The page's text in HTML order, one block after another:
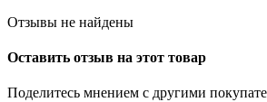
Отзывы не найдены
Оставить отзыв на этот товар
Поделитесь мнением с другими